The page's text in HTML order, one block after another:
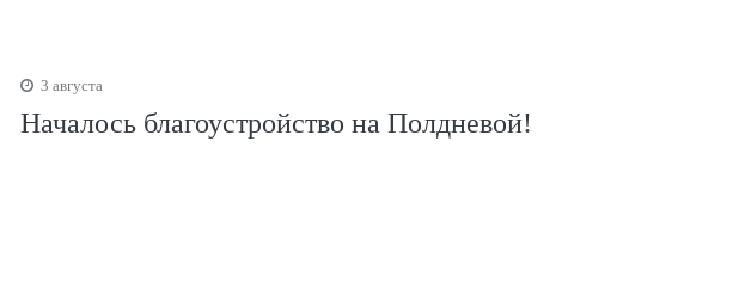
3 августа
Началось благоустройство на Полдневой!